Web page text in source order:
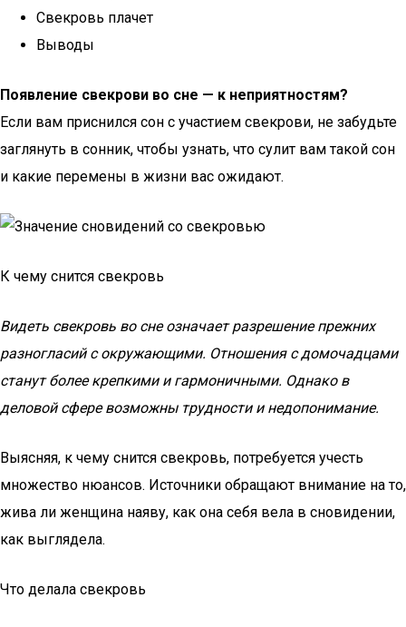
Свекровь плачет
Выводы
Появление свекрови во сне — к неприятностям?
Если вам приснился сон с участием свекрови, не забудьте
заглянуть в сонник, чтобы узнать, что сулит вам такой сон
и какие перемены в жизни вас ожидают.
К чему снится свекровь
Видеть свекровь во сне означает разрешение прежних
разногласий с окружающими. Отношения с домочадцами
станут более крепкими и гармоничными. Однако в
деловой сфере возможны трудности и недопонимание.
Выясняя, к чему снится свекровь, потребуется учесть
множество нюансов. Источники обращают внимание на то,
жива ли женщина наяву, как она себя вела в сновидении,
как выглядела.
Что делала свекровь